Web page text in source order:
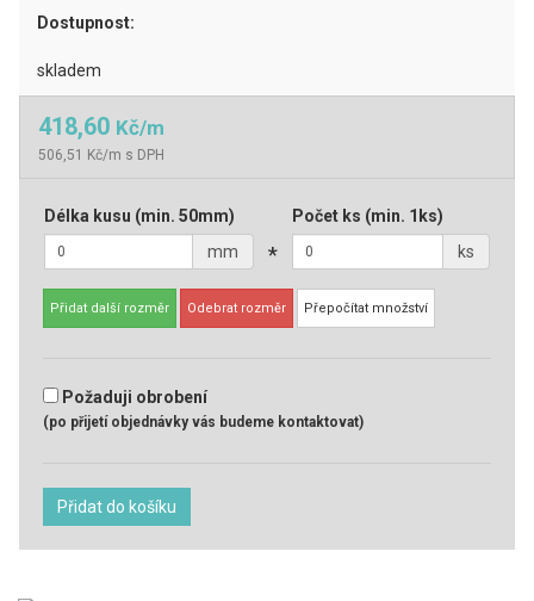
Dostupnost:
skladem
418,60 Kč/m
506,51 Kč/m s DPH
Délka kusu (min. 50mm)
mm
*
Počet ks (min. 1ks)
ks
Přidat další rozměr Odebrat rozměr Přepočítat množství
Požaduji obrobení
(po přijetí objednávky vás budeme kontaktovat)
Přidat do košíku